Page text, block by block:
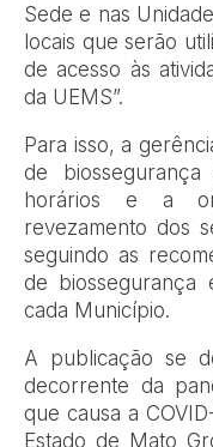
Sede e nas
locais que serão
de acesso às
da UEMS”.
Para isso, a
de
horários e a
revezamento dos
seguindo as
de biossegurança
cada Município.
A publicação se
decorrente da
que causa a
Estado de Mato